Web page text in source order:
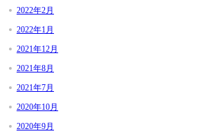
2022年2月
2022年1月
2021年12月
2021年8月
2021年7月
2020年10月
2020年9月